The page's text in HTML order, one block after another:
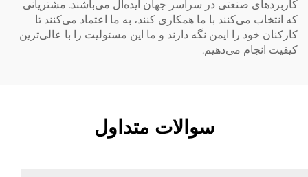
کاربردهای صنعتی در سراسر جهان ایده‌آل می‌باشند. مشتریانی
که انتخاب می‌کنند با ما همکاری کنند، به ما اعتماد می‌کنند تا
کارکنان خود را ایمن نگه دارند و ما این مسئولیت را با عالی‌ترین
کیفیت انجام می‌دهیم.
سوالات متداول